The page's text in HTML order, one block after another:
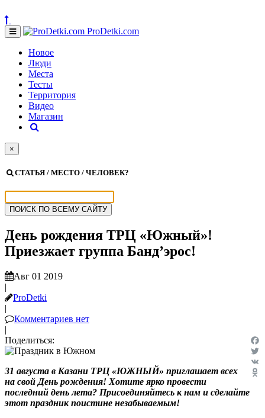
ProDetki.com
Новое
Люди
Места
Тесты
Территория
Видео
Магазин
×
СТАТЬЯ / МЕСТО / ЧЕЛОВЕК?
День рождения ТРЦ «Южный»!
Приезжает группа Банд’эрос!
Авг 01 2019
|
ProDetki
|
Комментариев нет
|
Поделиться:
VK
31 августа в Казани ТРЦ «ЮЖНЫЙ» приглашает всех
на свой День рождения! Хотите ярко провести
последний день лета? Присоединяйтесь к нам и сделайте
этот праздник поистине незабываемым!